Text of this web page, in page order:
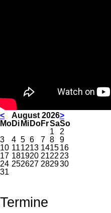
< August 2026>
Montag
Dienstag
Mittwoch
Donnerstag
Freitag
Samstag
Sonntag
1
2
3
4 5 6 7 8
9
10 111213 141516
17 181920 2122 23
24 252627 282930
31
Termine